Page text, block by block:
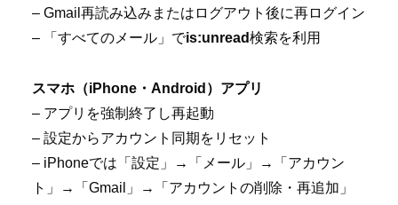
– Gmail再読み込みまたはログアウト後に再ログイン
– 「すべてのメール」でis:unread検索を利用
スマホ（iPhone・Android）アプリ
– アプリを強制終了し再起動
– 設定からアカウント同期をリセット
– iPhoneでは「設定」→「メール」→「アカウン
ト」→「Gmail」→「アカウントの削除・再追加」